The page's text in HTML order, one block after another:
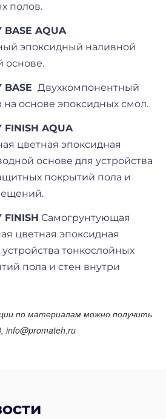
полов.
BASE AQUA
эпоксидный наливной
основе.
BASE Двухкомпонентный
на основе эпоксидных смол.
FINISH AQUA
цветная эпоксидная
основе для устройства
покрытий пола и
FINISH Самогрунтующая
цветная эпоксидная
тонкослойных
пола и стен внутри
по материалам можно получить
info@promateh.ru